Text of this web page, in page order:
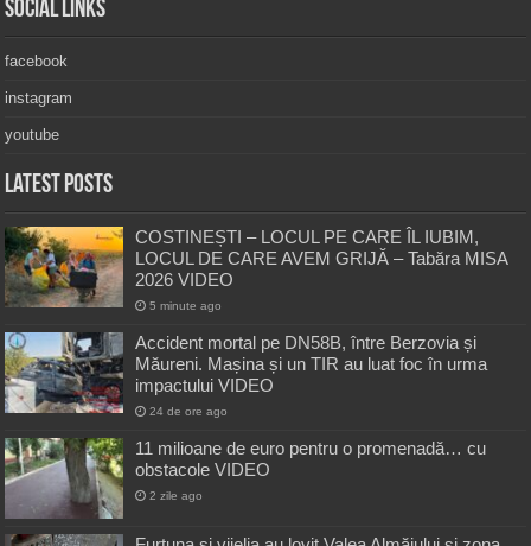
Social Links
facebook
instagram
youtube
Latest Posts
COSTINEȘTI – LOCUL PE CARE ÎL IUBIM,
LOCUL DE CARE AVEM GRIJĂ – Tabăra MISA
2026 VIDEO
5 minute ago
Accident mortal pe DN58B, între Berzovia și
Măureni. Mașina și un TIR au luat foc în urma
impactului VIDEO
24 de ore ago
11 milioane de euro pentru o promenadă… cu
obstacole VIDEO
2 zile ago